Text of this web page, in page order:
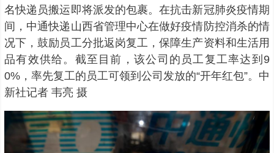
名快递员搬运即将派发的包裹。在抗击新冠肺炎疫情期
间，中通快递山西省管理中心在做好疫情防控消杀的情
况下，鼓励员工分批返岗复工，保障生产资料和生活用
品有效供给。截至目前，该公司的员工复工率达到9
0%，率先复工的员工可领到公司发放的“开年红包”。中
新社记者 韦亮 摄